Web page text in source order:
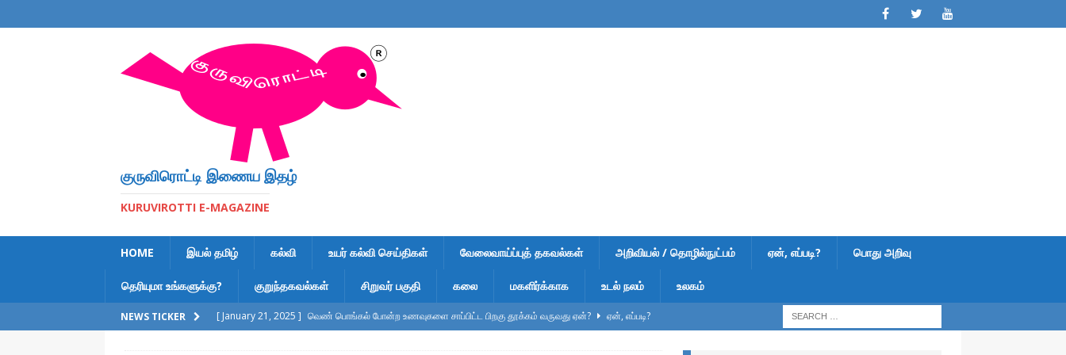
குருவிரொட்டி இணைய இதழ்
KURUVIROTTI E-MAGAZINE
HOME இயல் தமிழ் கல்வி உயர் கல்வி செய்திகள் வேலைவாய்ப்புத் தகவல்கள் அறிவியல் / தொழில்நுட்பம் ஏன், எப்படி? பொது அறிவு
தெரியுமா உங்களுக்கு? குறுந்தகவல்கள் சிறுவர் பகுதி கலை மகளிர்க்காக உடல் நலம் உலகம்
NEWS TICKER [ January 21, 2025 ] வெண் பொங்கல் போன்ற உணவுகளை சாப்பிட்ட பிறகு தூக்கம் வருவது ஏன்?
ஏன், எப்படி?